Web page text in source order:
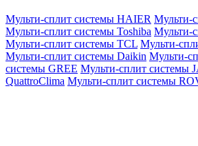
Мульти-сплит системы HAIER Мульти-
Мульти-сплит системы Toshiba Мульти-
Мульти-сплит системы TCL Мульти-
Мульти-сплит системы Daikin Мульти-
системы GREE Мульти-сплит системы
QuattroClima Мульти-сплит системы